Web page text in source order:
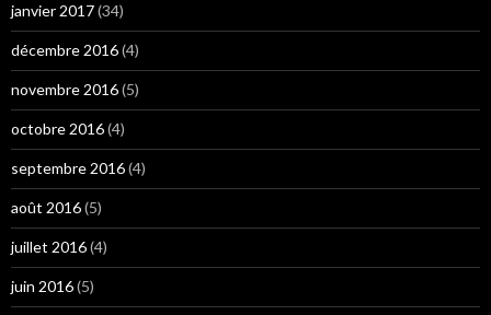
janvier 2017(34)
décembre 2016(4)
novembre 2016(5)
octobre 2016(4)
septembre 2016(4)
août 2016(5)
juillet 2016(4)
juin 2016(5)